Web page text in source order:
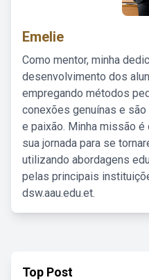
Emelie
Como mentor, minha
desenvolvimento dos
empregando métodos
conexões genuínas e
e paixão. Minha missão
sua jornada para se
utilizando abordagens
pelas principais
dsw.aau.edu.et.
Top Post